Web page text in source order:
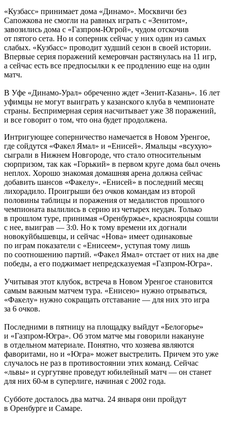
«Кузбасс» принимает дома «Динамо». Москвичи без
Сапожкова не смогли на равных играть с «Зенитом»,
завозились дома с «Газпром-Югрой», чудом отскочив
от пятого сета. Но и соперник сейчас у них один из самых
слабых. «Кузбасс» проводит худший сезон в своей истории.
Впервые серия поражений кемеровчан растянулась на 11 игр,
а сейчас есть все предпосылки к ее продлению еще на один
матч.
В Уфе «Динамо-Урал» обреченно ждет «Зенит-Казань». 16 лет
уфимцы не могут выиграть у казанского клуба в чемпионате
страны. Беспримерная серия насчитывает уже 38 поражений,
и все говорит о том, что она будет продолжена.
Интригующее соперничество намечается в Новом Уренгое,
где сойдутся «Факел Ямал» и «Енисей». Ямальцы «всухую»
сыграли в Нижнем Новгороде, что стало относительным
сюрпризом, так как «Горький» в первом круге дома был очень
неплох. Хорошо знакомая домашняя арена должна сейчас
добавить шансов «Факелу». «Енисей» в последний месяц
лихорадило. Проигрыши без очков командам из второй
половины таблицы и поражения от медалистов прошлого
чемпионата вылились в серию из четырех неудач. Только
в прошлом туре, принимая «Оренбуржье», красноярцы сошли
с нее, выиграв — 3:0. Но к тому времени их догнали
новокуйбышевцы, и сейчас «Нова» имеет одинаковые
по играм показатели с «Енисеем», уступая тому лишь
по соотношению партий. «Факел Ямал» отстает от них на две
победы, а его поджимает непредсказуемая «Газпром-Югра».
Учитывая этот клубок, встреча в Новом Уренгое становится
самым важным матчем тура. «Енисею» нужно отрываться,
«Факелу» нужно сокращать отставание — для них это игра
за 6 очков.
Последними в пятницу на площадку выйдут «Белогорье»
и «Газпром-Югра». Об этом матче мы говорили накануне
в отдельном материале. Понятно, что хозяева являются
фаворитами, но и «Югра» может выстрелить. Причем это уже
случалось не раз в противостоянии этих команд. Сейчас
«львы» и сургутяне проведут юбилейный матч — он станет
для них 60-м в суперлиге, начиная с 2002 года.
Субботе досталось два матча. 24 января они пройдут
в Оренбурге и Самаре.